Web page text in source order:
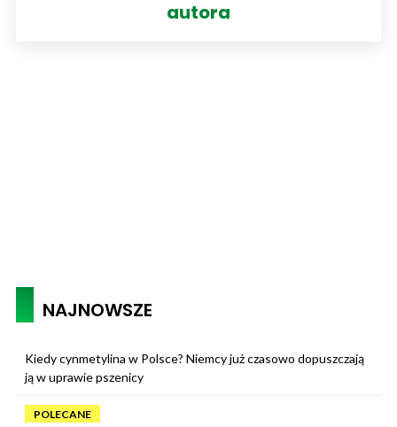
autora
NAJNOWSZE
Kiedy cynmetylina w Polsce? Niemcy już czasowo dopuszczają
ją w uprawie pszenicy
POLECANE